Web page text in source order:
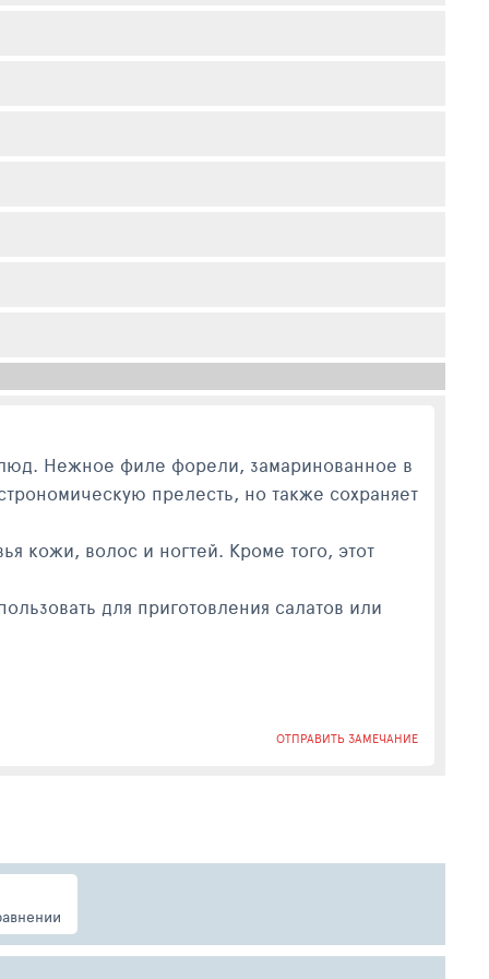
Нежное филе форели, замаринованное в
прелесть, но также сохраняет
кожи, волос и ногтей. Кроме того, этот
для приготовления салатов или
ОТПРАВИТЬ ЗАМЕЧАНИЕ